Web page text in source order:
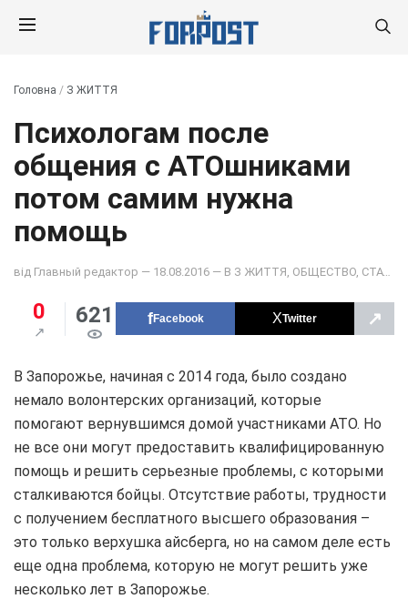
Головна / З ЖИТТЯ
Психологам после
общения с АТОшниками
потом самим нужна
помощь
від Главный редактор — 18.08.2016 — В З ЖИТТЯ ОБЩЕСТВО СТАТТІ
0 621 Facebook Twitter ↗
В Запорожье, начиная с 2014 года, было создано
немало волонтерских организаций, которые
помогают вернувшимся домой участниками АТО. Но
не все они могут предоставить квалифицированную
помощь и решить серьезные проблемы, с которыми
сталкиваются бойцы. Отсутствие работы, трудности
с получением бесплатного высшего образования –
это только верхушка айсберга, но на самом деле есть
еще одна проблема, которую не могут решить уже
несколько лет в Запорожье.